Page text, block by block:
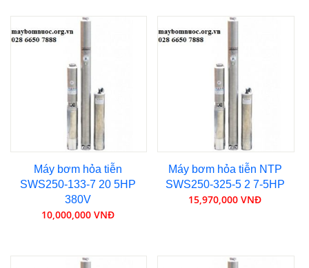
Máy bơm hỏa tiễn
SWS250-133-7 20 5HP
380V
10,000,000 VNĐ
Máy bơm hỏa tiễn NTP
SWS250-325-5 2 7-5HP
15,970,000 VNĐ